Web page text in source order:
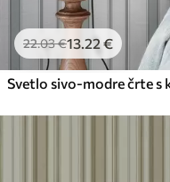
22.03€13.22€